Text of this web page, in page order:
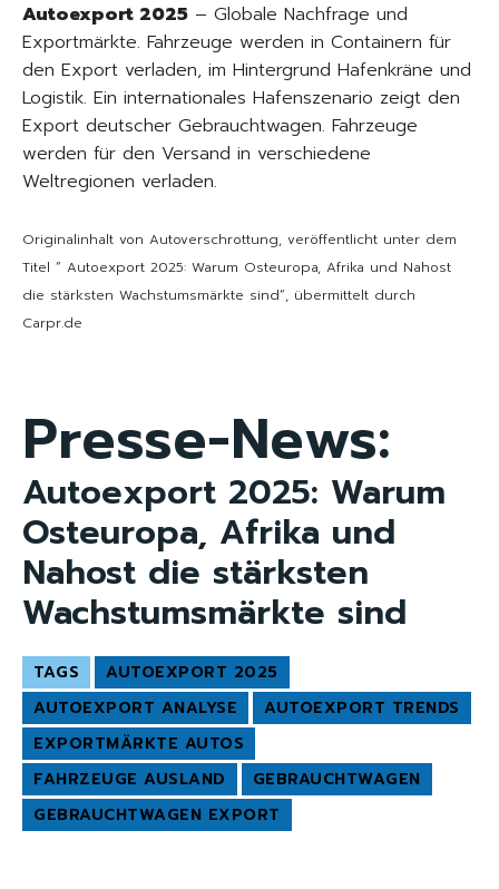
Autoexport 2025 – Globale Nachfrage und
Exportmärkte. Fahrzeuge werden in Containern für
den Export verladen, im Hintergrund Hafenkräne und
Logistik. Ein internationales Hafenszenario zeigt den
Export deutscher Gebrauchtwagen. Fahrzeuge
werden für den Versand in verschiedene
Weltregionen verladen.
Originalinhalt von Autoverschrottung, veröffentlicht unter dem
Titel “ Autoexport 2025: Warum Osteuropa, Afrika und Nahost
die stärksten Wachstumsmärkte sind“, übermittelt durch
Carpr.de
Presse-News:
Autoexport 2025: Warum
Osteuropa, Afrika und
Nahost die stärksten
Wachstumsmärkte sind
TAGS
AUTOEXPORT 2025
AUTOEXPORT ANALYSE
AUTOEXPORT TRENDS
EXPORTMÄRKTE AUTOS
FAHRZEUGE AUSLAND
GEBRAUCHTWAGEN
GEBRAUCHTWAGEN EXPORT